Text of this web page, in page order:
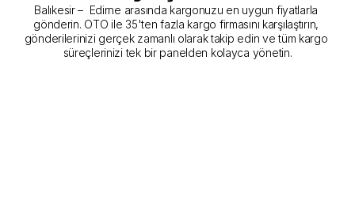
Balıkesir –  Edirne arasında kargonuzu en uygun fiyatlarla
gönderin. OTO ile 35'ten fazla kargo firmasını karşılaştırın,
gönderilerinizi gerçek zamanlı olarak takip edin ve tüm kargo
süreçlerinizi tek bir panelden kolayca yönetin.